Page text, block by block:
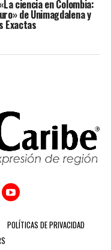
ciencia en Colombia:
de Unimagdalena y
Exactas
POLÍTICAS DE PRIVACIDAD